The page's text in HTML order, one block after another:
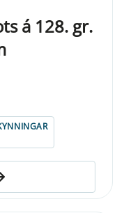
á 128. gr.